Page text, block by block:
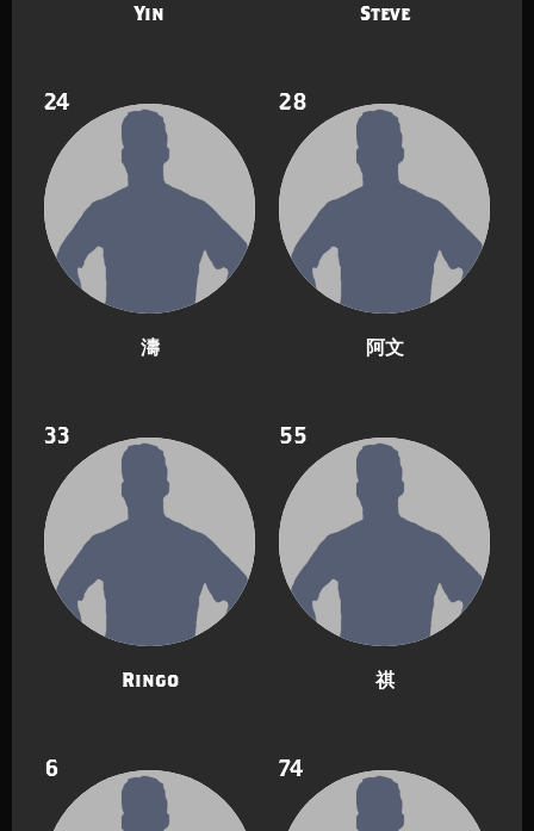
Yin Steve
24
濤
28
阿文
33
Ringo
55
祺
6 74